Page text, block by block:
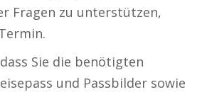
Fragen zu unterstützen,
Sie die benötigten
und Passbilder sowie